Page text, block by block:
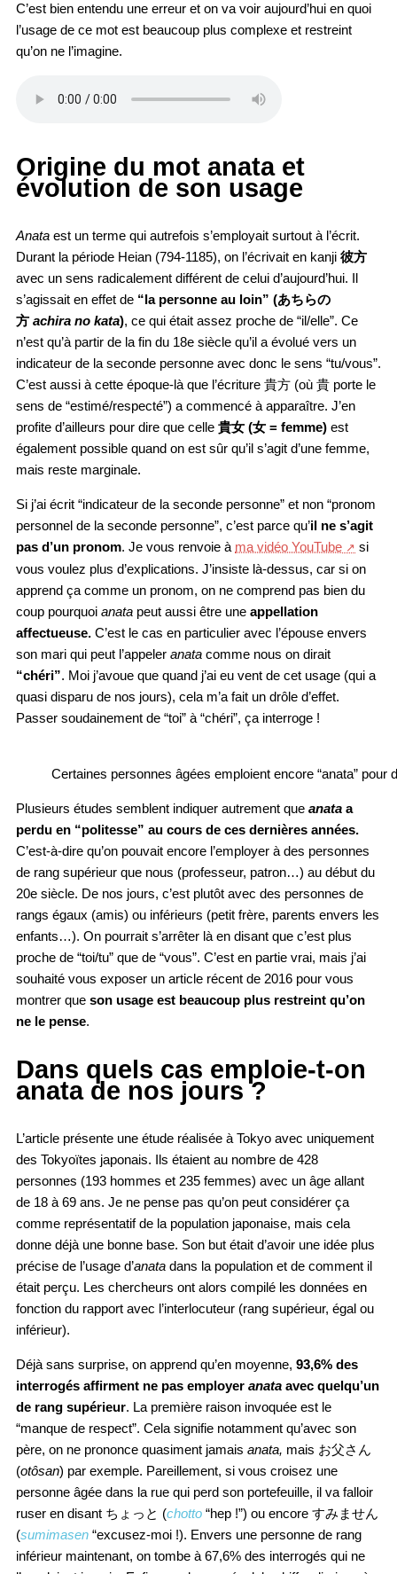
C’est bien entendu une erreur et on va voir aujourd’hui en quoi
l’usage de ce mot est beaucoup plus complexe et restreint
qu’on ne l’imagine.
Origine du mot anata et
évolution de son usage
Anata est un terme qui autrefois s’employait surtout à l’écrit.
Durant la période Heian (794-1185), on l’écrivait en kanji 彼方
avec un sens radicalement différent de celui d’aujourd’hui. Il
s’agissait en effet de “la personne au loin” (あちらの
方 achira no kata), ce qui était assez proche de “il/elle”. Ce
n’est qu’à partir de la fin du 18e siècle qu’il a évolué vers un
indicateur de la seconde personne avec donc le sens “tu/vous”.
C’est aussi à cette époque-là que l’écriture 貴方 (où 貴 porte le
sens de “estimé/respecté”) a commencé à apparaître. J’en
profite d’ailleurs pour dire que celle 貴女 (女 = femme) est
également possible quand on est sûr qu’il s’agit d’une femme,
mais reste marginale.
Si j’ai écrit “indicateur de la seconde personne” et non “pronom
personnel de la seconde personne”, c’est parce qu’il ne s’agit
pas d’un pronom. Je vous renvoie à ma vidéo YouTube
si
vous voulez plus d’explications. J’insiste là-dessus, car si on
apprend ça comme un pronom, on ne comprend pas bien du
coup pourquoi anata peut aussi être une appellation
affectueuse. C’est le cas en particulier avec l’épouse envers
son mari qui peut l’appeler anata comme nous on dirait
“chéri”. Moi j’avoue que quand j’ai eu vent de cet usage (qui a
quasi disparu de nos jours), cela m’a fait un drôle d’effet.
Passer soudainement de “toi” à “chéri”, ça interroge !
Certaines personnes âgées emploient encore “anata” pour
Plusieurs études semblent indiquer autrement que anata a
perdu en “politesse” au cours de ces dernières années.
C’est-à-dire qu’on pouvait encore l’employer à des personnes
de rang supérieur que nous (professeur, patron…) au début du
20e siècle. De nos jours, c’est plutôt avec des personnes de
rangs égaux (amis) ou inférieurs (petit frère, parents envers les
enfants…). On pourrait s’arrêter là en disant que c’est plus
proche de “toi/tu” que de “vous”. C’est en partie vrai, mais j’ai
souhaité vous exposer un article récent de 2016 pour vous
montrer que son usage est beaucoup plus restreint qu’on
ne le pense.
Dans quels cas emploie-t-on
anata de nos jours ?
L’article présente une étude réalisée à Tokyo avec uniquement
des Tokyoïtes japonais. Ils étaient au nombre de 428
personnes (193 hommes et 235 femmes) avec un âge allant
de 18 à 69 ans. Je ne pense pas qu’on peut considérer ça
comme représentatif de la population japonaise, mais cela
donne déjà une bonne base. Son but était d’avoir une idée plus
précise de l’usage d’anata dans la population et de comment il
était perçu. Les chercheurs ont alors compilé les données en
fonction du rapport avec l’interlocuteur (rang supérieur, égal ou
inférieur).
Déjà sans surprise, on apprend qu’en moyenne, 93,6% des
interrogés affirment ne pas employer anata avec quelqu’un
de rang supérieur. La première raison invoquée est le
“manque de respect”. Cela signifie notamment qu’avec son
père, on ne prononce quasiment jamais anata, mais お父さん
(otôsan) par exemple. Pareillement, si vous croisez une
personne âgée dans la rue qui perd son portefeuille, il va falloir
ruser en disant ちょっと (chotto “hep !”) ou encore すみません
(sumimasen “excusez-moi !). Envers une personne de rang
inférieur maintenant, on tombe à 67,6% des interrogés qui ne